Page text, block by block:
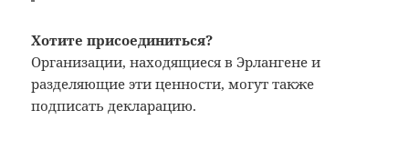
Хотите присоединиться?
Организации, находящиеся в Эрлангене и
разделяющие эти ценности, могут также
подписать декларацию.